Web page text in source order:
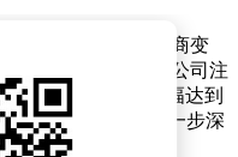
成了一轮重要的工商变
公开信息显示，该公司注
约4亿人民币，增幅达到
能源领域的布局进一步深